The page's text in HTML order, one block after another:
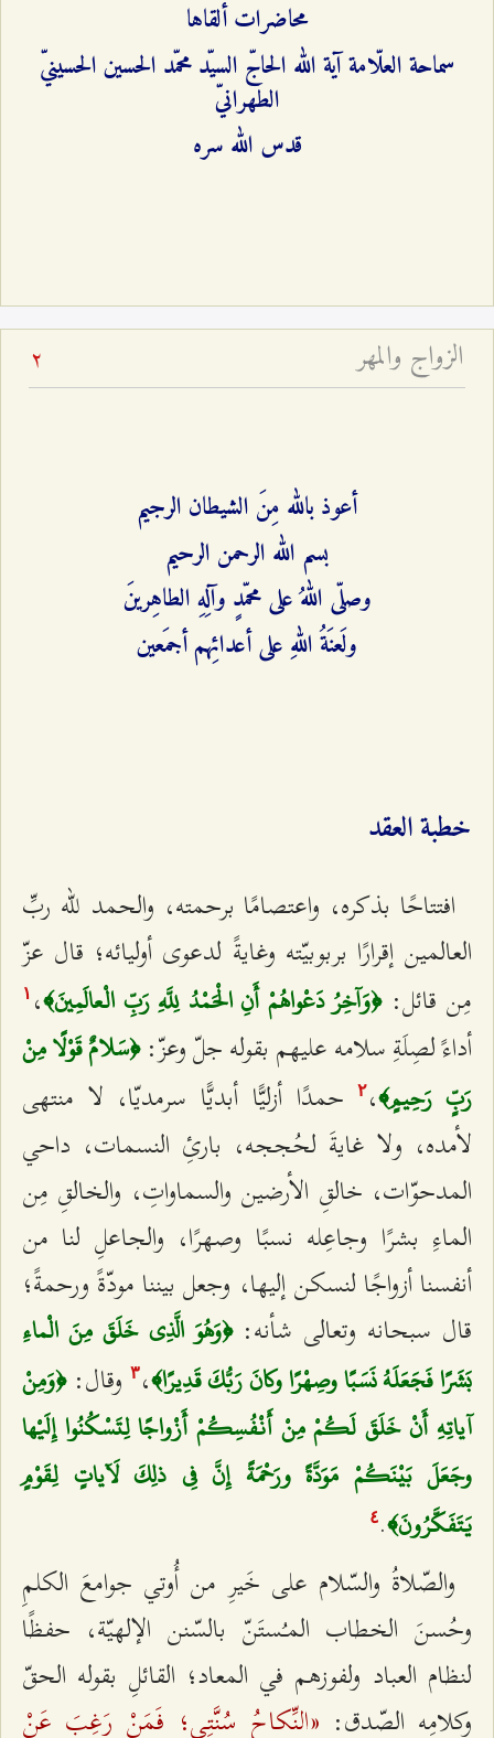
محاضرات ألقاها
سماحة العلّامة آية الله الحاجّ السيّد محمّد الحسين الحسينيّ
الطهرانيّ
قدس الله سره
الزواج والمهر 2
أعوذ بالله مِنَ الشيطان الرجيم
بسم الله الرحمن الرحيم
وصلّى اللهُ على محمّدٍ وآلِهِ الطاهِرينَ
ولَعنَةُ اللهِ على أعدائِهم أجمَعين
خطبة العقد
افتتاحًا بذكره،‌ واعتصامًا برحمته، والحمد للّه ربِّ
العالمين إقرارًا بربوبيّته وغايةً لدعوى أوليائه؛ قال عزّ
مِن قائل:﴿وَآخِرُ دَعْواهُمْ أَنِ الْحَمْدُ لِلَّهِ رَبِّ الْعالَمِينَ﴾، ۱
أداءً لصِلَةِ سلامه عليهم بقوله جلّ وعزّ:﴿سَلامٌ قَوْلًا مِنْ
رَبٍّ رَحِيمٍ﴾،٢حمدًا أزليًّا أبديًّا سرمديّا، لا منتهى
لأمده، ولا غايةَ لحُججه، بارئِ النسمات، داحي
المدحوّات، خالقِ الأرضين والسماواتِ، والخالقِ مِن
الماءِ بشرًا وجاعِله نسبًا وصهرًا، والجاعلِ لنا من
أنفسنا أزواجًا لنسكن إليها، وجعل بيننا مودّةً ورحمةً؛
قال سبحانه وتعالى شأنه:﴿وَهُوَ الَّذِي خَلَقَ مِنَ الْماءِ
بَشَرًا فَجَعَلَهُ نَسَبًا وصِهْرًا وكانَ رَبُّكَ قَدِيرًا﴾،٣ وقال:﴿وَمِنْ
آياتِهِ أَنْ خَلَقَ لَكُمْ مِنْ أَنْفُسِكُمْ أَزْواجًا لِتَسْكُنُوا إِلَيْها
وجَعَلَ بَيْنَكُمْ مَوَدَّةً ورَحْمَةً إِنَّ فِي ذلِكَ لَآياتٍ لِقَوْمٍ
يَتَفَكَّرُونَ﴾. ٤
والصّلاةُ والسّلام على خَيرِ من أُوتي جوامعَ الكلمِ
وحُسنَ الخطاب المـُستَنّ بالسّنن الإلهيّة، حفظًا
لنظام العباد ولفوزهم في المعاد؛ القائلِ بقوله الحقّ
وكلامِه الصّدق: «النِّكاحُ سُنَّتِي؛ فَمَنْ رَغِبَ عَنْ